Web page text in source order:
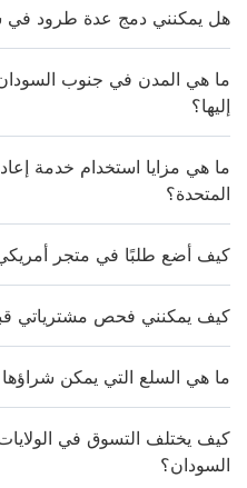
هل يمكنني دمج عدة طرود في
إليها؟
ما هي مزايا استخدام خدمة
المتحدة؟
كيف أضع طلبًا في متجر أمريكي
كيف يمكنني فحص مشترياتي
ما هي السلع التي يمكن
كيف يختلف التسوق في
السودان؟